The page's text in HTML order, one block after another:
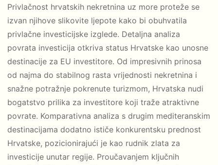
Privlačnost hrvatskih nekretnina uz more proteže se
izvan njihove slikovite ljepote kako bi obuhvatila
privlačne investicijske izglede. Detaljna analiza
povrata investicija otkriva status Hrvatske kao unosne
destinacije za EU investitore. Od impresivnih prinosa
od najma do stabilnog rasta vrijednosti nekretnina i
snažne potražnje pokrenute turizmom, Hrvatska nudi
bogatstvo prilika za investitore koji traže atraktivne
povrate. Komparativna analiza s drugim mediteranskim
destinacijama dodatno ističe konkurentsku prednost
Hrvatske, pozicionirajući je kao rudnik zlata za
investicije unutar regije. Proučavanjem ključnih